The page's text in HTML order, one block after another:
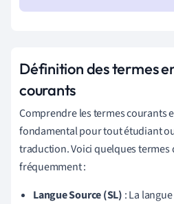
Définition des termes
courants
Comprendre les termes courants
fondamental pour tout étudiant
traduction. Voici quelques
fréquemment :
Langue Source (SL) : La